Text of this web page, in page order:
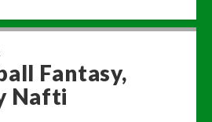
Fantasy,
Nafti